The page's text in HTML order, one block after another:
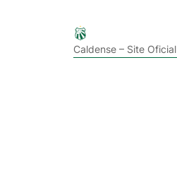
Caldense – Site Oficial